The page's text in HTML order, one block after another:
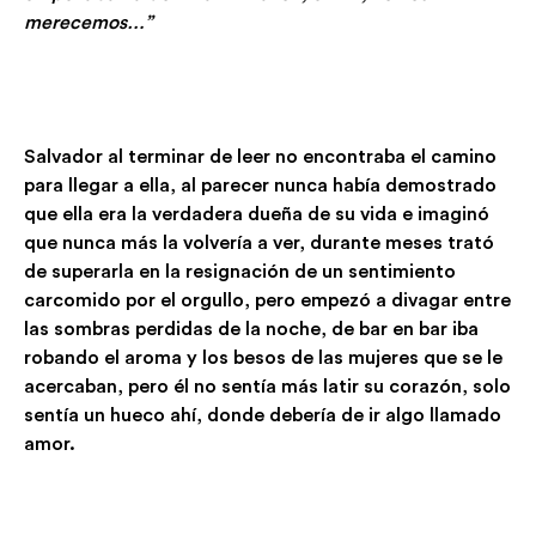
merecemos…”
Salvador al terminar de leer no encontraba el camino
para llegar a ella, al parecer nunca había demostrado
que ella era la verdadera dueña de su vida e imaginó
que nunca más la volvería a ver, durante meses trató
de superarla en la resignación de un sentimiento
carcomido por el orgullo, pero empezó a divagar entre
las sombras perdidas de la noche, de bar en bar iba
robando el aroma y los besos de las mujeres que se le
acercaban, pero él no sentía más latir su corazón, solo
sentía un hueco ahí, donde debería de ir algo llamado
amor.